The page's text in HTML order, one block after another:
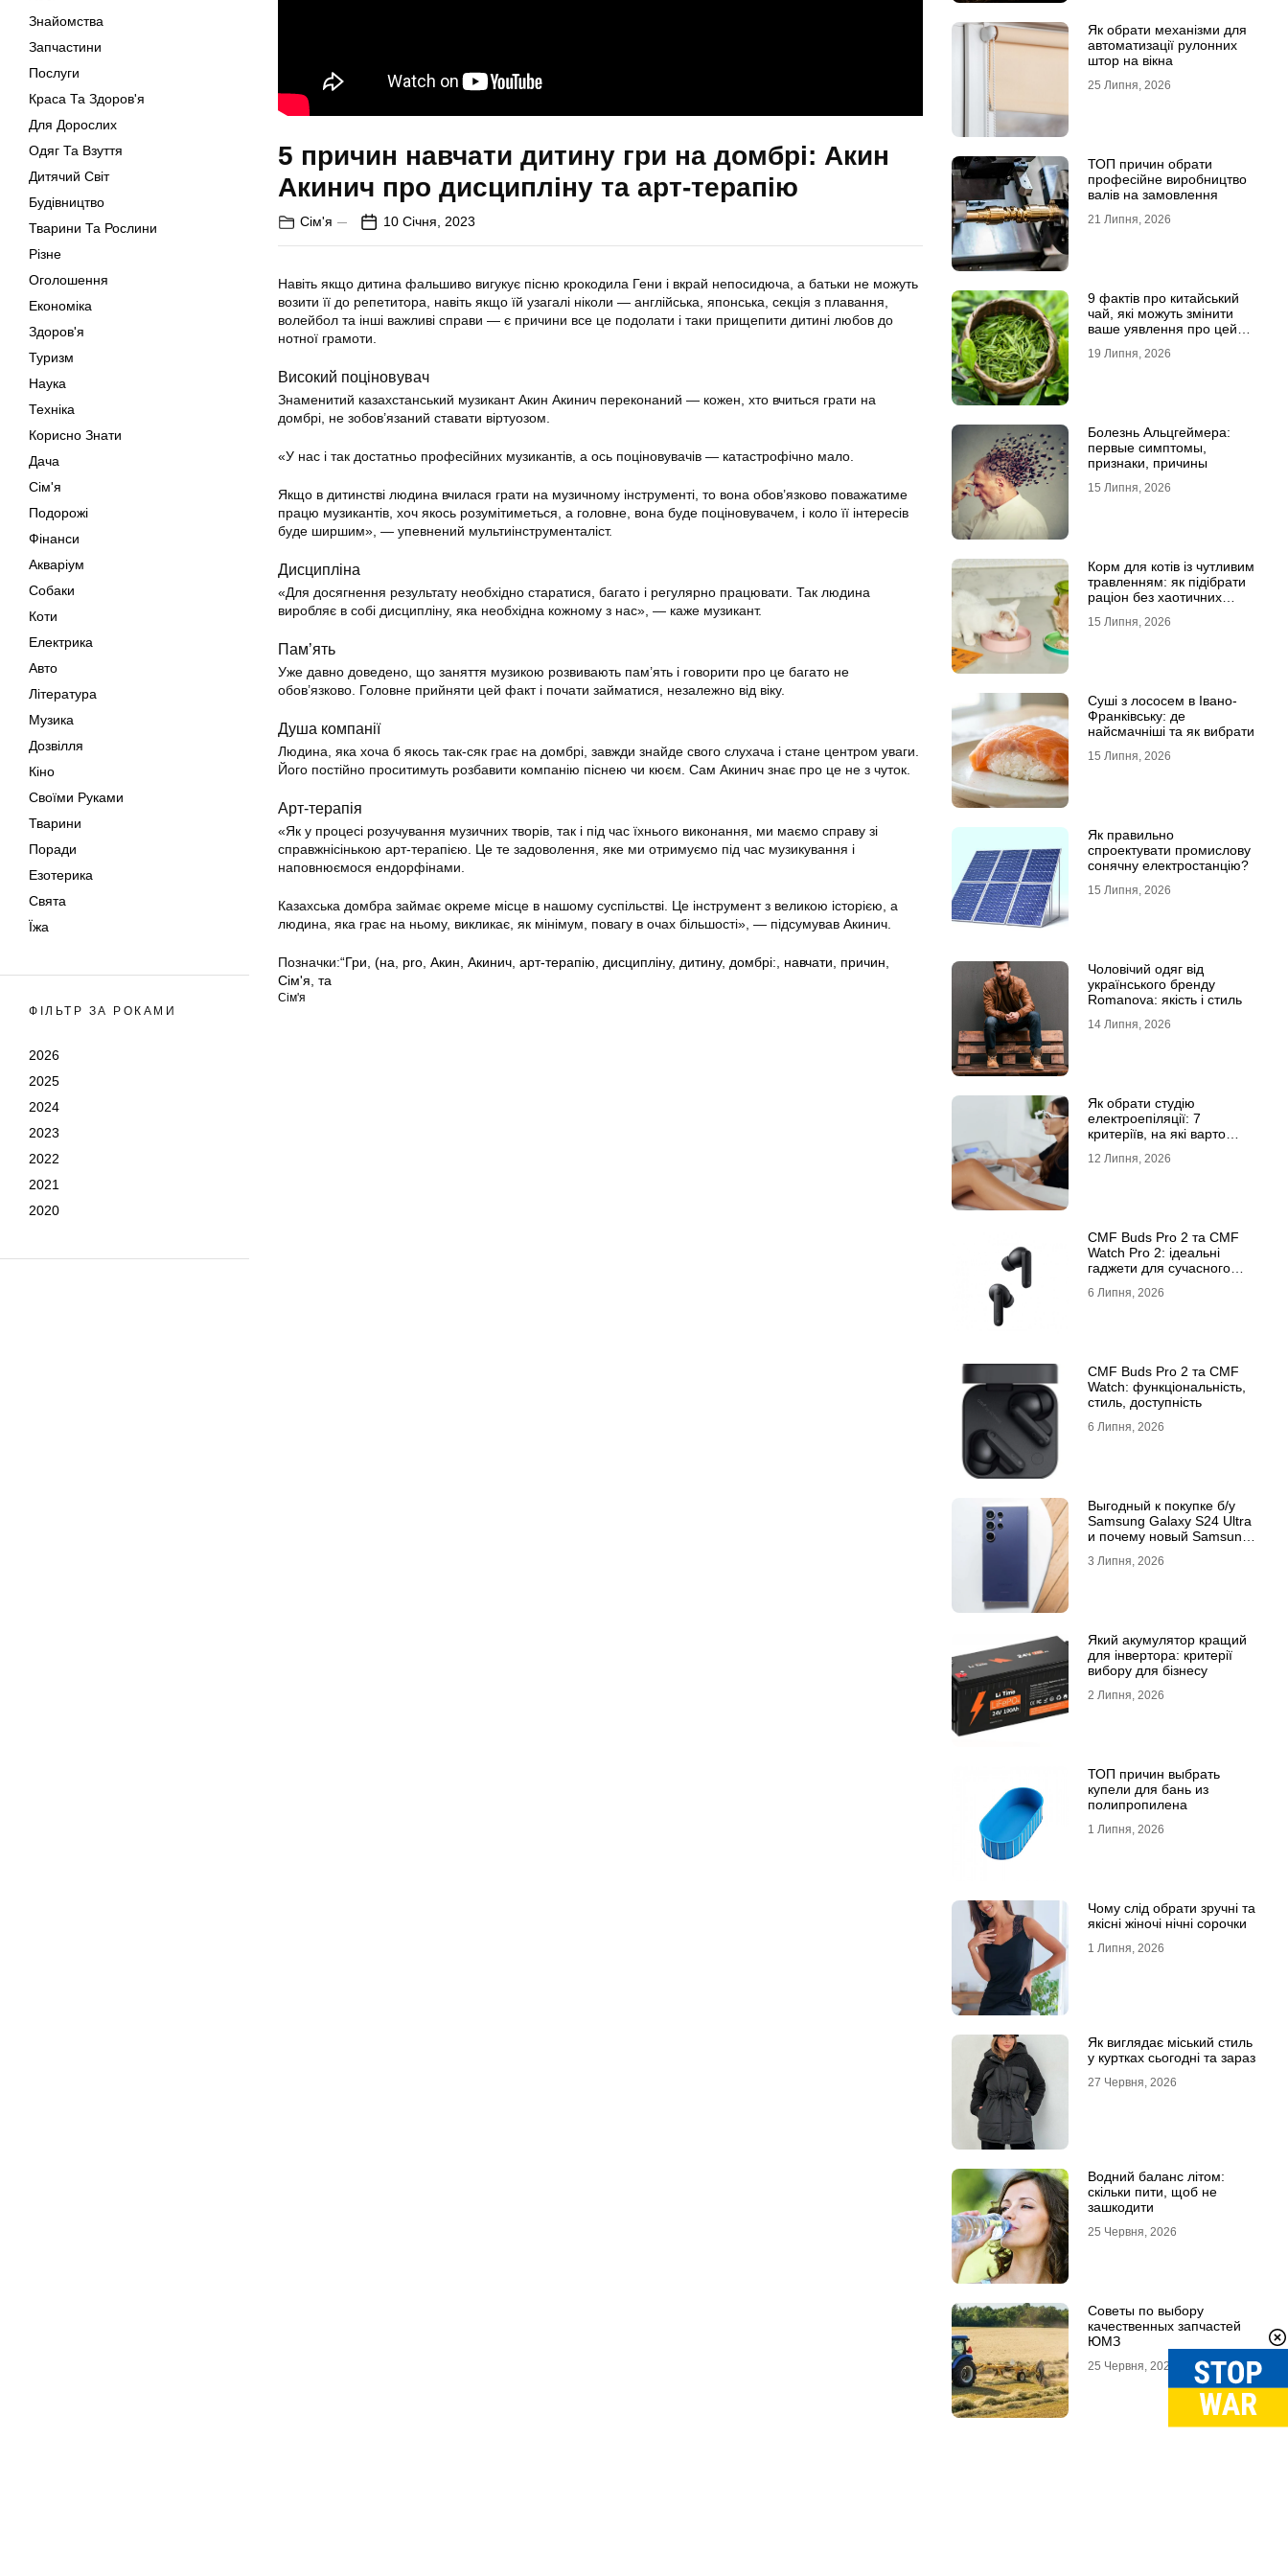
Знайомства
Запчастини
Послуги
Краса Та Здоров'я
Для Дорослих
Одяг Та Взуття
Дитячий Світ
Будівництво
Тварини Та Рослини
Різне
Оголошення
Економіка
Здоров'я
Туризм
Наука
Техніка
Корисно Знати
Дача
Сім'я
Подорожі
Фінанси
Акваріум
Собаки
Коти
Електрика
Авто
Література
Музика
Дозвілля
Кіно
Своїми Руками
Тварини
Поради
Езотерика
Свята
Їжа
ФІЛЬТР ЗА РОКАМИ
2026
2025
2024
2023
2022
2021
2020
5 причин навчати дитину гри на домбрі: Акин
Акинич про дисципліну та арт-терапію
Сім'я 10 Січня, 2023
Навіть якщо дитина фальшиво вигукує пісню крокодила Гени і вкрай непосидюча, а батьки не можуть
возити її до репетитора, навіть якщо їй узагалі ніколи — англійська, японська, секція з плавання,
волейбол та інші важливі справи — є причини все це подолати і таки прищепити дитині любов до
нотної грамоти.
Високий поціновувач
Знаменитий казахстанський музикант Акин Акинич переконаний — кожен, хто вчиться грати на
домбрі, не зобов’язаний ставати віртуозом.
«У нас і так достатньо професійних музикантів, а ось поціновувачів — катастрофічно мало.
Якщо в дитинстві людина вчилася грати на музичному інструменті, то вона обов’язково поважатиме
працю музикантів, хоч якось розумітиметься, а головне, вона буде поціновувачем, і коло її інтересів
буде ширшим», — упевнений мультиінструменталіст.
Дисципліна
«Для досягнення результату необхідно старатися, багато і регулярно працювати. Так людина
виробляє в собі дисципліну, яка необхідна кожному з нас», — каже музикант.
Пам’ять
Уже давно доведено, що заняття музикою розвивають пам’ять і говорити про це багато не
обов’язково. Головне прийняти цей факт і почати займатися, незалежно від віку.
Душа компанії
Людина, яка хоча б якось так-сяк грає на домбрі, завжди знайде свого слухача і стане центром уваги.
Його постійно проситимуть розбавити компанію піснею чи кюєм. Сам Акинич знає про це не з чуток.
Арт-терапія
«Як у процесі розучування музичних творів, так і під час їхнього виконання, ми маємо справу зі
справжнісінькою арт-терапією. Це те задоволення, яке ми отримуємо під час музикування і
наповнюємося ендорфінами.
Казахська домбра займає окреме місце в нашому суспільстві. Це інструмент з великою історією, а
людина, яка грає на ньому, викликає, як мінімум, повагу в очах більшості», — підсумував Акинич.
Позначки:“Гри, (на, pro, Акин, Акинич, арт-терапію, дисципліну, дитину, домбрі:, навчати, причин,
Сім'я, та
Сім'я
Як обрати механізми для
автоматизації рулонних
штор на вікна
25 Липня, 2026
ТОП причин обрати
професійне виробництво
валів на замовлення
21 Липня, 2026
9 фактів про китайський
чай, які можуть змінити
ваше уявлення про цей
19 Липня, 2026
Болезнь Альцгеймера:
первые симптомы,
признаки, причины
15 Липня, 2026
Корм для котів із чутливим
травленням: як підібрати
раціон без хаотичних
15 Липня, 2026
Суші з лососем в Івано-
Франківську: де
найсмачніші та як вибрати
15 Липня, 2026
Як правильно
спроектувати промислову
сонячну електростанцію?
15 Липня, 2026
Чоловічий одяг від
українського бренду
Romanova: якість і стиль
14 Липня, 2026
Як обрати студію
електроепіляції: 7
критеріїв, на які варто
12 Липня, 2026
CMF Buds Pro 2 та CMF
Watch Pro 2: ідеальні
гаджети для сучасного
6 Липня, 2026
CMF Buds Pro 2 та CMF
Watch: функціональність,
стиль, доступність
6 Липня, 2026
Выгодный к покупке б/у
Samsung Galaxy S24 Ultra
и почему новый Samsung
лучшим
3 Липня, 2026
Який акумулятор кращий
для інвертора: критерії
вибору для бізнесу
2 Липня, 2026
ТОП причин выбрать
купели для бань из
полипропилена
1 Липня, 2026
Чому слід обрати зручні та
якісні жіночі нічні сорочки
1 Липня, 2026
Як виглядає міський стиль
у куртках сьогодні та зараз
27 Червня, 2026
Водний баланс літом:
скільки пити, щоб не
зашкодити
25 Червня, 2026
Советы по выбору
качественных запчастей
ЮМЗ
25 Червня, 2026